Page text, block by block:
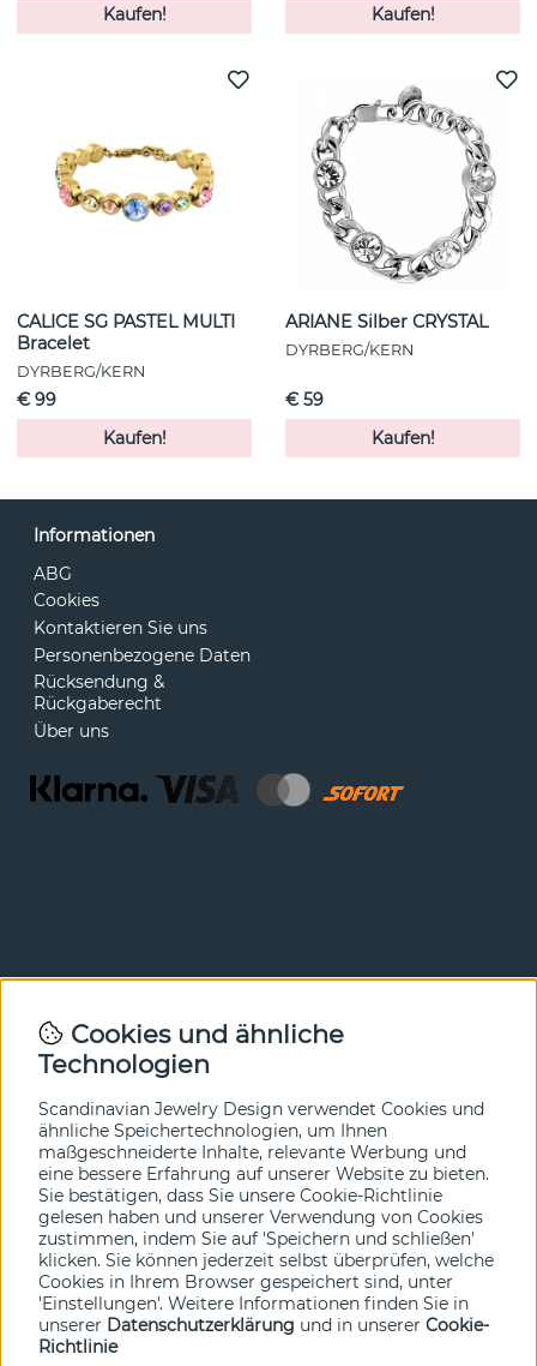
Kaufen!
Kaufen!
CALICE SG PASTEL MULTI
Bracelet
DYRBERG/KERN
€ 99
Kaufen!
ARIANE Silber CRYSTAL
DYRBERG/KERN
€ 59
Kaufen!
Informationen
ABG
Cookies
Kontaktieren Sie uns
Personenbezogene Daten
Rücksendung &
Rückgaberecht
Über uns
Newsletter
In unserem Newsletter erfahren Sie vor allen anderen
hier an.
Ja bitte!
Cookies und ähnliche
Technologien
Scandinavian Jewelry Design verwendet Cookies und
ähnliche Speichertechnologien, um Ihnen
maßgeschneiderte Inhalte, relevante Werbung und
eine bessere Erfahrung auf unserer Website zu bieten.
Sie bestätigen, dass Sie unsere Cookie-Richtlinie
gelesen haben und unserer Verwendung von Cookies
zustimmen, indem Sie auf 'Speichern und schließen'
klicken. Sie können jederzeit selbst überprüfen, welche
Cookies in Ihrem Browser gespeichert sind, unter
'Einstellungen'. Weitere Informationen finden Sie in
unserer Datenschutzerklärung und in unserer Cookie-
Richtlinie